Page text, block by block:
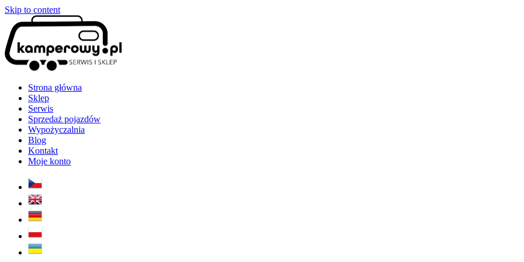
Skip to content
Strona główna
Sklep
Serwis
Sprzedaż pojazdów
Wypożyczalnia
Blog
Kontakt
Moje konto